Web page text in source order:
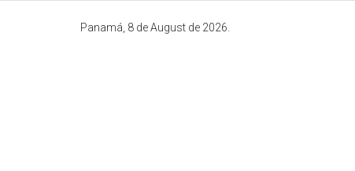
Panamá, 8 de August de 2026.